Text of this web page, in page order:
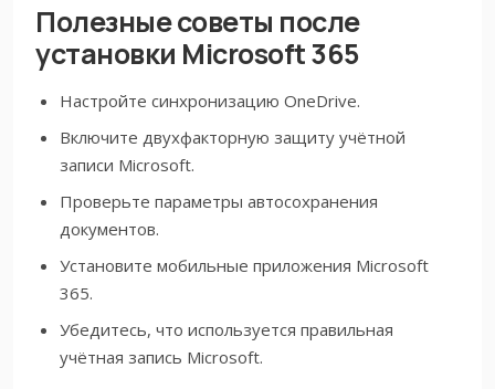
Полезные советы после
установки Microsoft 365
Настройте синхронизацию OneDrive.
Включите двухфакторную защиту учётной
записи Microsoft.
Проверьте параметры автосохранения
документов.
Установите мобильные приложения Microsoft
365.
Убедитесь, что используется правильная
учётная запись Microsoft.